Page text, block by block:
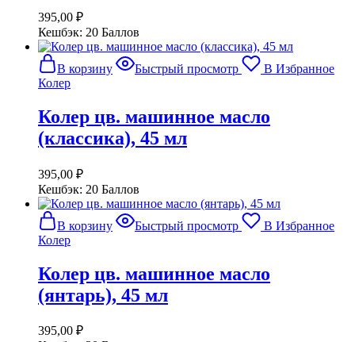
395,00 ₽
Кешбэк: 20 Баллов
В корзину Быстрый просмотр
В Избранное
Колер
Колер цв. машинное масло
(классика), 45 мл
395,00 ₽
Кешбэк: 20 Баллов
В корзину Быстрый просмотр
В Избранное
Колер
Колер цв. машинное масло
(янтарь), 45 мл
395,00 ₽